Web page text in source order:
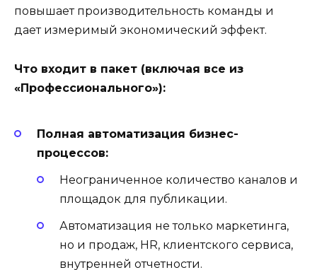
повышает производительность команды и
дает измеримый экономический эффект.
Что входит в пакет (включая все из
«Профессионального»):
Полная автоматизация бизнес-
процессов:
Неограниченное количество каналов и
площадок для публикации.
Автоматизация не только маркетинга,
но и продаж, HR, клиентского сервиса,
внутренней отчетности.